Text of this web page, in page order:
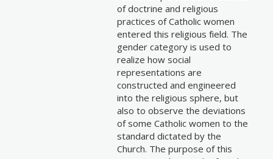
of doctrine and religious
practices of Catholic women
entered this religious field. The
gender category is used to
realize how social
representations are
constructed and engineered
into the religious sphere, but
also to observe the deviations
of some Catholic women to the
standard dictated by the
Church. The purpose of this